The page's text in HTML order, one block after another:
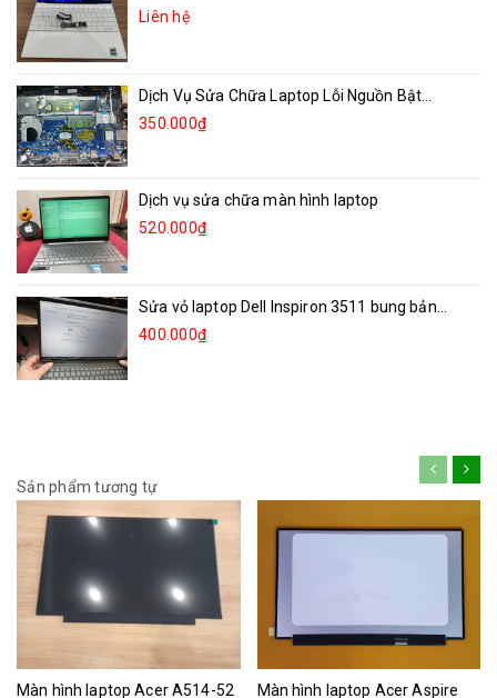
Liên hệ
Dịch Vụ Sửa Chữa Laptop Lỗi Nguồn Bật...
350.000₫
Dịch vụ sửa chữa màn hình laptop
520.000₫
Sửa vỏ laptop Dell Inspiron 3511 bung bản...
400.000₫
Sản phẩm tương tự
Màn hình laptop Acer A514-52
Màn hình laptop Acer Aspire